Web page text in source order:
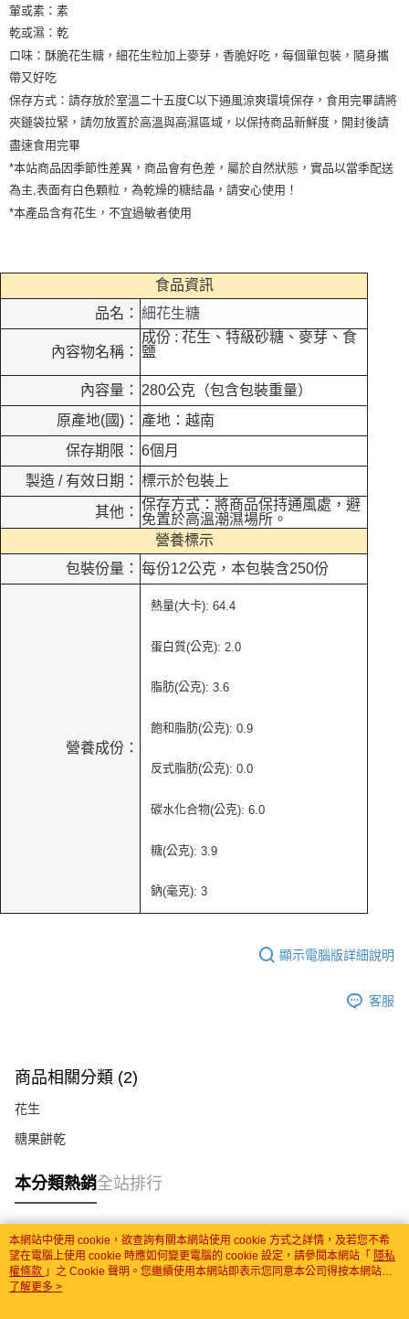
葷或素：素
乾或濕：乾
口味：酥脆花生糖，細花生粒加上麥芽，香脆好吃，每個單包裝，隨身攜
帶又好吃
保存方式：請存放於室溫二十五度C以下通風涼爽環境保存，食用完畢請將
夾鏈袋拉緊，請勿放置於高溫與高濕區域，以保持商品新鮮度，開封後請
盡速食用完畢
*本站商品因季節性差異，商品會有色差，屬於自然狀態，實品以當季配送
為主,表面有白色顆粒，為乾燥的糖結晶，請安心使用！
*本產品含有花生，不宜過敏者使用
食品資訊
品名： 細花生糖
內容物名稱：
成份 : 花生、特級砂糖、麥芽、食
鹽
內容量：
280公克（包含包裝重量）
原產地(國)：
產地：越南
保存期限： 6個月
製造 / 有效日期： 標示於包裝上
其他： 保存方式：將商品保持通風處，避
免置於高溫潮濕場所。
營養標示
包裝份量： 每份12公克，本包裝含250份
營養成份：
熱量(大卡): 64.4
蛋白質(公克): 2.0
脂肪(公克): 3.6
飽和脂肪(公克): 0.9
反式脂肪(公克): 0.0
碳水化合物(公克): 6.0
糖(公克): 3.9
鈉(毫克): 3
顯示電腦版詳細說明
客服
商品相關分類 (2)
花生
糖果餅乾
本分類熱銷全站排行
熱門標籤
本網站中使用 cookie，欲查詢有關本網站使用 cookie 方式之詳情，及若您不希
望在電腦上使用 cookie 時應如何變更電腦的 cookie 設定，請參閱本網站「 隱私
權條款 」之 Cookie 聲明。您繼續使用本網站即表示您同意本公司得按本網站使
用條款之 Cookie 聲明使用 cookie。
了解更多 >